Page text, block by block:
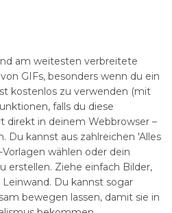
am weitesten verbreitete
GIFs, besonders wenn du ein
kostenlos zu verwenden (mit
falls du diese
direkt in deinem Webbrowser –
Du kannst aus zahlreichen 'Alles
wählen oder dein
erstellen. Ziehe einfach Bilder,
Du kannst sogar
bewegen lassen, damit sie in